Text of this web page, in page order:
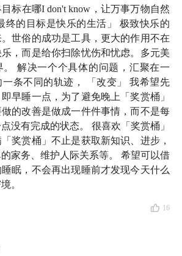
种个性分类工具，它根据人们在四
向、感知/直觉、思考/感觉、判断/感
性分为16 种类型。它被广泛用于个
和职业规划中，帮助人们理解自己和
product，最小可行性产品，在本
代一个人可以做出的最小行动
体系中，J（Judging，判断）和
觉）是判断与知觉的偏好，代表一个
息的方式。总的来说，J型人和P型人
结构和计划的偏好程度不同，J型人
Anonymous）：国际知名的互助
标在哪I don't know，让万事万物自然
终的目标是快乐的生活」 极致快乐的
世俗的成功是工具，更大的作用不在
，而是给你扫除忧伤和忧虑。多元美
。 解决一个个具体的问题，汇聚在一
一条不同的轨迹， 「改变」 我希望先
早睡一点，为了避免晚上「奖赏桶」
的改善是做成一件件事情，而不是每
没有完成的状态。 很喜欢「奖赏桶」
奖赏桶」不止是获取新知识、进步，
家务、维护人际关系等。 希望可以借
眠，不会再出现睡前才发现今天什么
。
16